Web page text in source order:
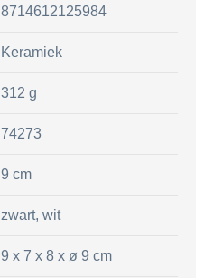
8714612125984
Keramiek
312 g
74273
9 cm
zwart, wit
9 x 7 x 8 x ø 9 cm